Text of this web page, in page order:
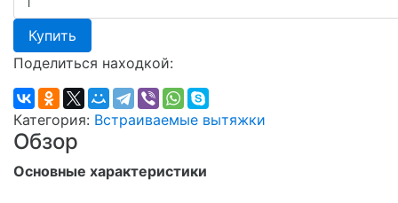
Купить
Поделиться находкой:
Категория: Встраиваемые вытяжки
Обзор
Основные характеристики